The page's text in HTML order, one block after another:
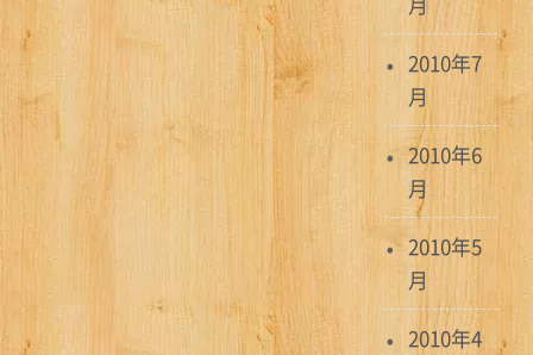
2010年7
月
2010年6
月
2010年5
月
2010年4